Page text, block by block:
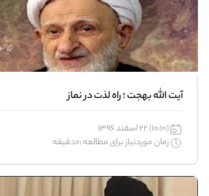
آیت الله بهجت ؛ راه لذت در نماز
(10:10) 22 اسفند 1396
زمان موردنیاز برای مطالعه :0دقیقه